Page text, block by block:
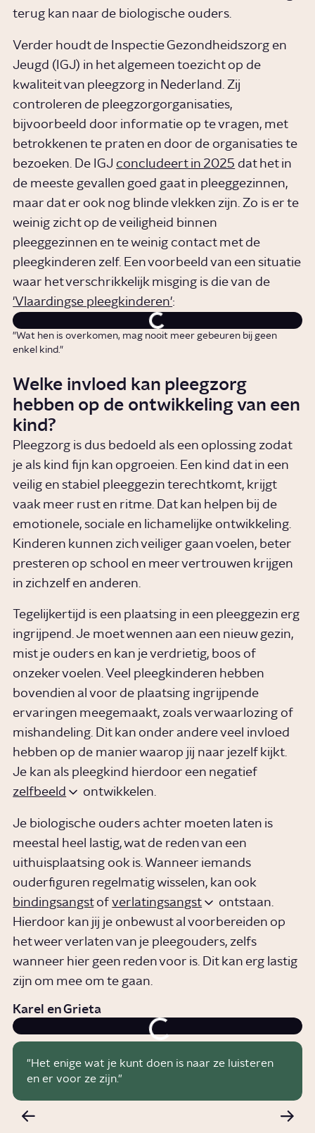
terug kan naar de biologische ouders.
Verder houdt de Inspectie Gezondheidszorg en
Jeugd (IGJ) in het algemeen toezicht op de
kwaliteit van pleegzorg in Nederland. Zij
controleren de pleegzorgorganisaties,
bijvoorbeeld door informatie op te vragen, met
betrokkenen te praten en door de organisaties te
bezoeken. De IGJ concludeert in 2025 dat het in
de meeste gevallen goed gaat in pleeggezinnen,
maar dat er ook nog blinde vlekken zijn. Zo is er te
weinig zicht op de veiligheid binnen
pleeggezinnen en te weinig contact met de
pleegkinderen zelf. Een voorbeeld van een situatie
waar het verschrikkelijk misging is die van de
'Vlaardingse pleegkinderen':
"Wat hen is overkomen, mag nooit meer gebeuren bij geen
enkel kind."
Welke invloed kan pleegzorg
hebben op de ontwikkeling van een
kind?
Pleegzorg is dus bedoeld als een oplossing zodat
je als kind fijn kan opgroeien. Een kind dat in een
veilig en stabiel pleeggezin terechtkomt, krijgt
vaak meer rust en ritme. Dat kan helpen bij de
emotionele, sociale en lichamelijke ontwikkeling.
Kinderen kunnen zich veiliger gaan voelen, beter
presteren op school en meer vertrouwen krijgen
in zichzelf en anderen.
Tegelijkertijd is een plaatsing in een pleeggezin erg
ingrijpend. Je moet wennen aan een nieuw gezin,
mist je ouders en kan je verdrietig, boos of
onzeker voelen. Veel pleegkinderen hebben
bovendien al voor de plaatsing ingrijpende
ervaringen meegemaakt, zoals verwaarlozing of
mishandeling. Dit kan onder andere veel invloed
hebben op de manier waarop jij naar jezelf kijkt.
Je kan als pleegkind hierdoor een negatief
zelfbeeld
ontwikkelen.
Je biologische ouders achter moeten laten is
meestal heel lastig, wat de reden van een
uithuisplaatsing ook is. Wanneer iemands
ouderfiguren regelmatig wisselen, kan ook
bindingsangstofverlatingsangst
ontstaan.
Hierdoor kan jij je onbewust al voorbereiden op
het weer verlaten van je pleegouders, zelfs
wanneer hier geen reden voor is. Dit kan erg lastig
zijn om mee om te gaan.
Karel en Grieta
"Het enige wat je kunt doen is naar ze luisteren
en er voor ze zijn."